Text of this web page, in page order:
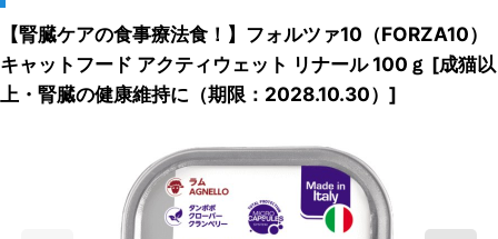
【腎臓ケアの食事療法食！】フォルツァ10（FORZA10）
キャットフード アクティウェット リナール 100ｇ [成猫以
上・腎臓の健康維持に（期限：2028.10.30） ]